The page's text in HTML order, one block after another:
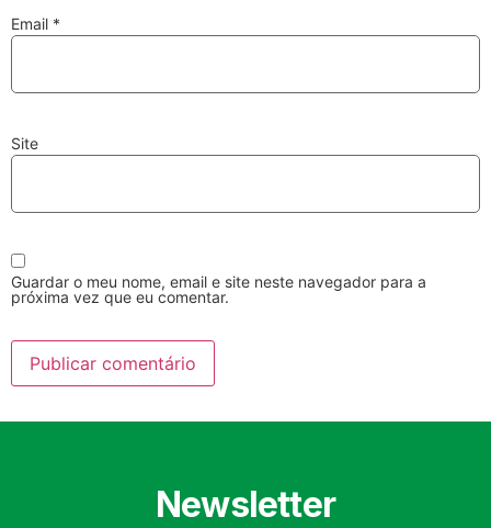
Email *
Site
Guardar o meu nome, email e site neste navegador para a
próxima vez que eu comentar.
Newsletter
Discos e Pastilhas
Amortecedores
Lavagem Manual